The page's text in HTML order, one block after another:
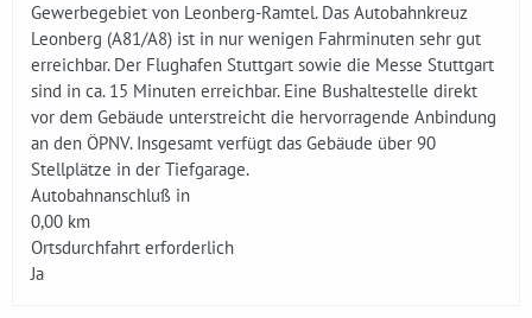
Gewerbegebiet von Leonberg-Ramtel. Das Autobahnkreuz
Leonberg (A81/A8) ist in nur wenigen Fahrminuten sehr gut
erreichbar. Der Flughafen Stuttgart sowie die Messe Stuttgart
sind in ca. 15 Minuten erreichbar. Eine Bushaltestelle direkt
vor dem Gebäude unterstreicht die hervorragende Anbindung
an den ÖPNV. Insgesamt verfügt das Gebäude über 90
Stellplätze in der Tiefgarage.
Autobahnanschluß in
0,00 km
Ortsdurchfahrt erforderlich
Ja